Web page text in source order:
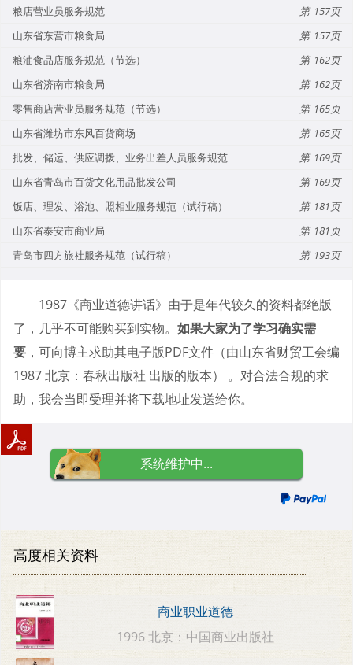
粮店营业员服务规范
157
山东省东营市粮食局
157
粮油食品店服务规范（节选）
162
山东省济南市粮食局
162
零售商店营业员服务规范（节选）
165
山东省潍坊市东风百货商场
165
批发、储运、供应调拨、业务出差人员服务规范
169
山东省青岛市百货文化用品批发公司
169
饭店、理发、浴池、照相业服务规范（试行稿）
181
山东省泰安市商业局
181
青岛市四方旅社服务规范（试行稿）
193
1987《商业道德讲话》由于是年代较久的资料都绝版
了，几乎不可能购买到实物。 如果大家为了学习确实需
要 ，可向博主求助其电子版PDF文件（由山东省财贸工会编
1987 北京：春秋出版社 出版的版本） 。对合法合规的求
助，我会当即受理并将下载地址发送给你。
系统维护中...
高度相关资料
商业职业道德
1996 北京：中国商业出版社